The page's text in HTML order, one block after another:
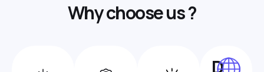
Whychooseus?
D